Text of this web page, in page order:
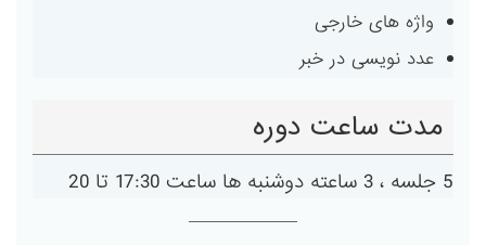
واژه های خارجی
عدد نویسی در خبر
مدت ساعت دوره
5 جلسه ، 3 ساعته دوشنبه ها ساعت 17:30 تا 20